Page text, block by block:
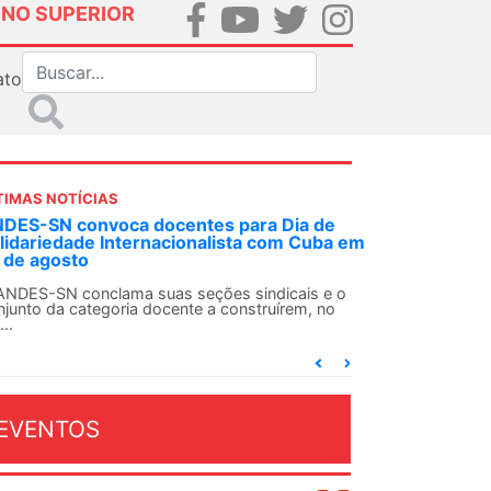
SUPERIOR
NOTÍCIAS
decisão inédita, Justiça Federal condena
agente da ditadura por estupro
uma decisão considerada histórica, a 2ª Vara
Criminal do Rio de Janeiro condenou o...
2026